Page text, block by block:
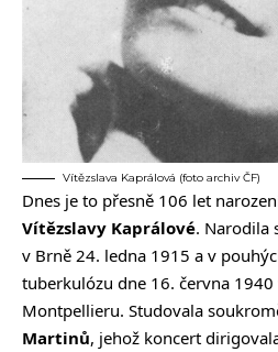
Vítězslava Kaprálová (foto archiv ČF)
Dnes je to přesně 106 let
Vítězslavy Kaprálové. Narodila
v Brně 24. ledna 1915 a v
tuberkulózu dne 16. června
Montpellieru. Studovala
Martinů, jehož koncert